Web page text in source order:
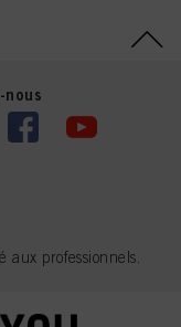
nous
professionnels.